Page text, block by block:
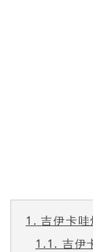
1. 吉伊卡
1.1. 吉伊